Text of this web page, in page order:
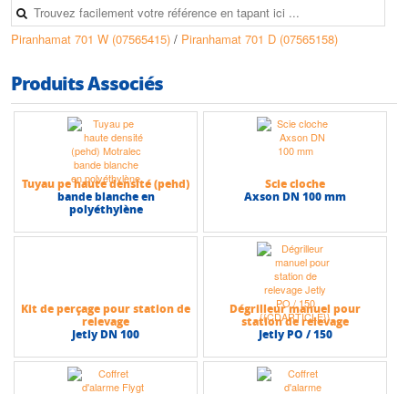
Piranhamat 701 W (07565415) / Piranhamat 701 D (07565158)
Produits Associés
Tuyau pe haute densité (pehd)
bande blanche en
polyéthylène
Scie cloche
Axson DN 100 mm
Kit de perçage pour station de
relevage
Jetly DN 100
Dégrilleur manuel pour
station de relevage
Jetly PO / 150